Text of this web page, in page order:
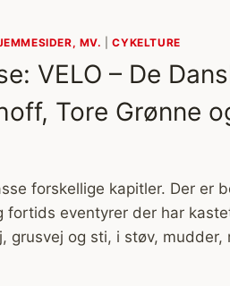
MV. |CYKELTURE
VELO – De
Tore Grønne
forskellige kapitler. Der er
fortids eventyrer der har
grusvej og sti, i støv,